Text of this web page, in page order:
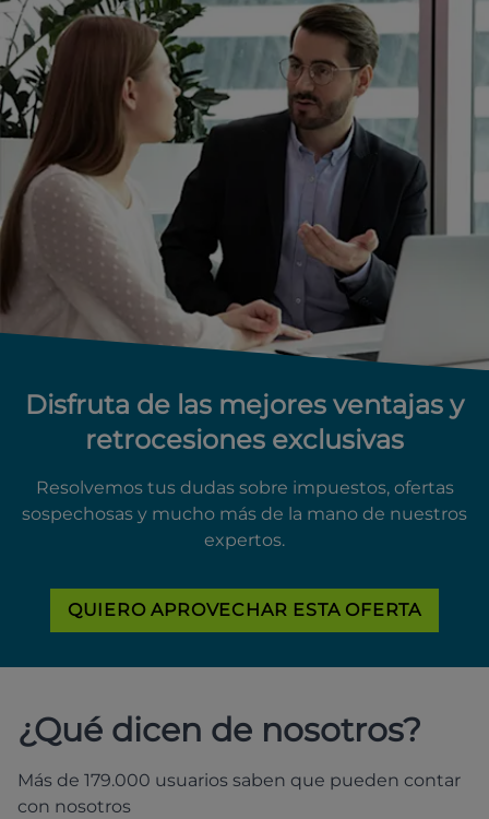
Disfruta de las mejores ventajas y
retrocesiones exclusivas
Resolvemos tus dudas sobre impuestos, ofertas
sospechosas y mucho más de la mano de nuestros
expertos.
QUIERO APROVECHAR ESTA OFERTA
¿Qué dicen de nosotros?
Más de 179.000 usuarios saben que pueden contar
con nosotros